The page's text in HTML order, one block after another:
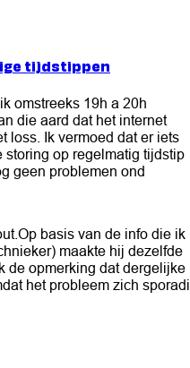
tijdstippen
omstreeks 19h a 20h
die aard dat het internet
loss. Ik vermoed dat er iets
op regelmatig tijdstip
geen problemen ond
basis van de info die ik
maakte hij dezelfde
de opmerking dat dergelijke
het probleem zich sporadi